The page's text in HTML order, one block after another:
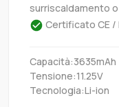
surriscaldamento
Certificato CE /
Capacità:3635mAh
Tensione:11.25V
Tecnologia:Li-ion